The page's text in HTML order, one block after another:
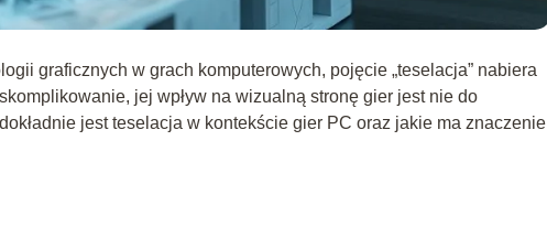
graficznych w grach komputerowych, pojęcie „teselacja” nabiera
jej wpływ na wizualną stronę gier jest nie do
jest teselacja w kontekście gier PC oraz jakie ma znaczenie